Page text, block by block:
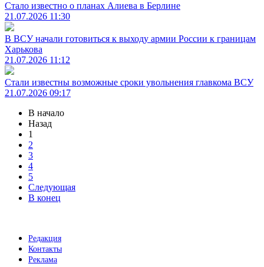
Стало известно о планах Алиева в Берлине
21.07.2026 11:30
В ВСУ начали готовиться к выходу армии России к границам
Харькова
21.07.2026 11:12
Стали известны возможные сроки увольнения главкома ВСУ
21.07.2026 09:17
В начало
Назад
1
2
3
4
5
Следующая
В конец
Редакция
Контакты
Реклама